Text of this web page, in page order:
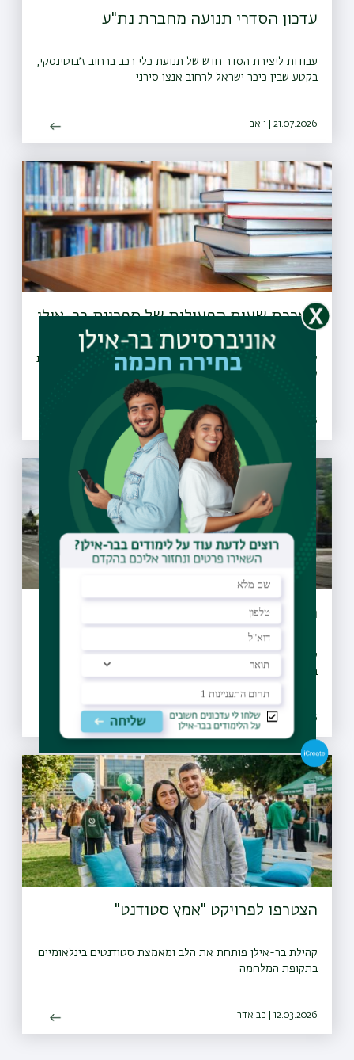
עדכון הסדרי תנועה מחברת נת"ע
עבודות ליצירת הסדר חדש של תנועת כלי רכב ברחוב ז׳בוטינסקי,
בקטע שבין כיכר ישראל לרחוב אנצו סירני
21.07.2026 | ו אב
הארכת שעות הפעילות של ספריות בר-אילן
לרגל תקופת המבחנים, שש מספריות האוניברסיטה מאריכות את
שעות הפעילות שלהן
08.07.2026 | כב תמוז
הסדר תנועה חדש בצומת שער דהאן (10)
קהילת בר-אילן היקרה, אנא ראו הודעה מטעם חברת נת"ע,
במסגרת פרויקט הקו הסגול של הרכבת הקלה
01.06.2026 | טו סיון
הצטרפו לפרויקט "אמץ סטודנט"
קהילת בר-אילן פותחת את הלב ומאמצת סטודנטים בינלאומיים
בתקופת המלחמה
12.03.2026 | כב אדר